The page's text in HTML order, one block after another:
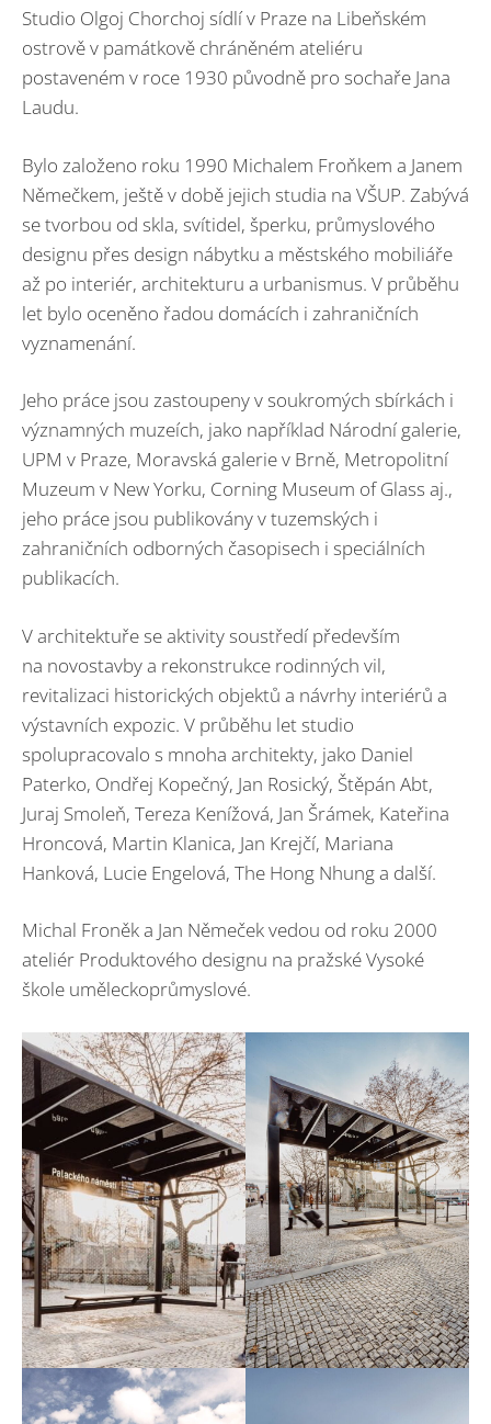
Studio Olgoj Chorchoj sídlí v Praze na Libeňském
ostrově v památkově chráněném ateliéru
postaveném v roce 1930 původně pro sochaře Jana
Laudu.
Bylo založeno roku 1990 Michalem Froňkem a Janem
Němečkem, ještě v době jejich studia na VŠUP. Zabývá
se tvorbou od skla, svítidel, šperku, průmyslového
designu přes design nábytku a městského mobiliáře
až po interiér, architekturu a urbanismus. V průběhu
let bylo oceněno řadou domácích i zahraničních
vyznamenání.
Jeho práce jsou zastoupeny v soukromých sbírkách i
významných muzeích, jako například Národní galerie,
UPM v Praze, Moravská galerie v Brně, Metropolitní
Muzeum v New Yorku, Corning Museum of Glass aj.,
jeho práce jsou publikovány v tuzemských i
zahraničních odborných časopisech i speciálních
publikacích.
V architektuře se aktivity soustředí především
na novostavby a rekonstrukce rodinných vil,
revitalizaci historických objektů a návrhy interiérů a
výstavních expozic. V průběhu let studio
spolupracovalo s mnoha architekty, jako Daniel
Paterko, Ondřej Kopečný, Jan Rosický, Štěpán Abt,
Juraj Smoleň, Tereza Kenížová, Jan Šrámek, Kateřina
Hroncová, Martin Klanica, Jan Krejčí, Mariana
Hanková, Lucie Engelová, The Hong Nhung a další.
Michal Froněk a Jan Němeček vedou od roku 2000
ateliér Produktového designu na pražské Vysoké
škole uměleckoprůmyslové.